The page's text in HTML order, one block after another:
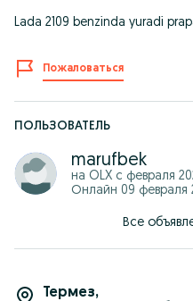
Lada 2109 benzinda yuradi
Пожаловаться
ПОЛЬЗОВАТЕЛЬ
marufbek
на OLX с февраля
Онлайн 09 февраля
Все
Термез,